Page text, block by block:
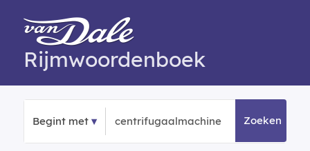
Rijmwoordenboek
Begint met Zoeken